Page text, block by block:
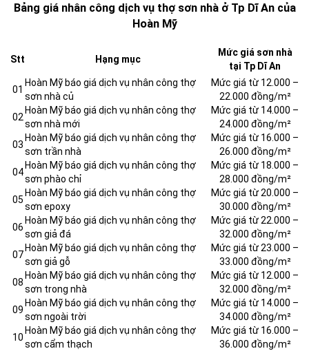
Bảng giá nhân công dịch vụ thợ sơn nhà ở Tp Dĩ An của
Hoàn Mỹ
Stt Hạng mục
Mức giá sơn nhà
tại Tp Dĩ An
01
Hoàn Mỹ báo giá dịch vụ nhân công thợ
sơn nhà củ
Mức giá từ 12.000 –
22.000 đồng/m²
02
Hoàn Mỹ báo giá dịch vụ nhân công thợ
sơn nhà mới
Mức giá từ 14.000 –
24.000 đồng/m²
03
Hoàn Mỹ báo giá dịch vụ nhân công thợ
sơn trần nhà
Mức giá từ 16.000 –
26.000 đồng/m²
04
Hoàn Mỹ báo giá dịch vụ nhân công thợ
sơn phào chỉ
Mức giá từ 18.000 –
28.000 đồng/m²
05
Hoàn Mỹ báo giá dịch vụ nhân công thợ
sơn epoxy
Mức giá từ 20.000 –
30.000 đồng/m²
06
Hoàn Mỹ báo giá dịch vụ nhân công thợ
sơn giả đá
Mức giá từ 22.000 –
32.000 đồng/m²
07
Hoàn Mỹ báo giá dịch vụ nhân công thợ
sơn giả gỗ
Mức giá từ 23.000 –
33.000 đồng/m²
08
Hoàn Mỹ báo giá dịch vụ nhân công thợ
sơn trong nhà
Mức giá từ 12.000 –
32.000 đồng/m²
09
Hoàn Mỹ báo giá dịch vụ nhân công thợ
sơn ngoài trời
Mức giá từ 14.000 –
34.000 đồng/m²
10
Hoàn Mỹ báo giá dịch vụ nhân công thợ
sơn cẩm thạch
Mức giá từ 16.000 –
36.000 đồng/m²